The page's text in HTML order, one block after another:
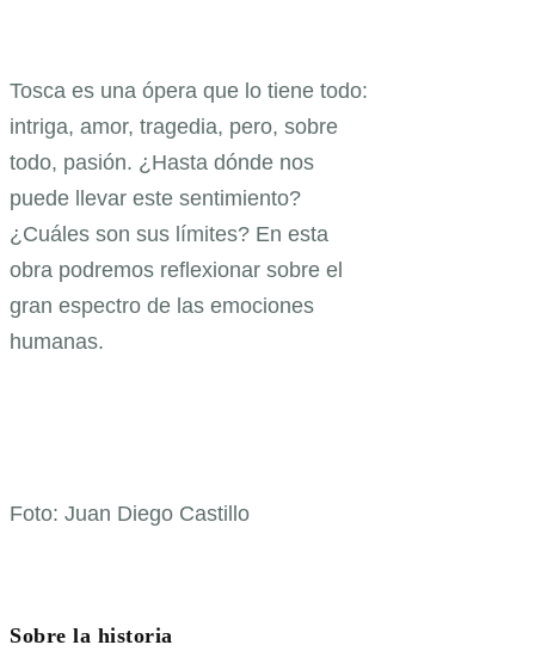
Tosca es una ópera que lo tiene todo:
intriga, amor, tragedia, pero, sobre
todo, pasión. ¿Hasta dónde nos
puede llevar este sentimiento?
¿Cuáles son sus límites? En esta
obra podremos reflexionar sobre el
gran espectro de las emociones
humanas.
Foto: Juan Diego Castillo
Sobre la historia